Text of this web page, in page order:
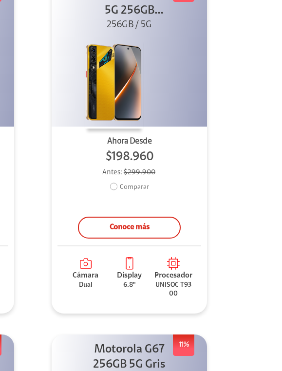
5G 256GB
Dorado
256GB / 5G
Ahora Desde
$198.960
Antes: $299.900
Comparar
Conoce más
Cámara
Dual
Display
6.8"
Procesador
UNISOC T93
00
11%
Motorola G67
256GB 5G Gris